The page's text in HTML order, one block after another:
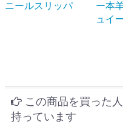
ニールスリッパ
ー本
ュイ
この商品を買った
持っています